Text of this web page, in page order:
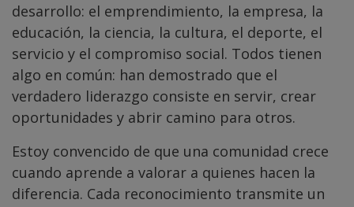
desarrollo: el emprendimiento, la empresa, la
educación, la ciencia, la cultura, el deporte, el
servicio y el compromiso social. Todos tienen
algo en común: han demostrado que el
verdadero liderazgo consiste en servir, crear
oportunidades y abrir camino para otros.
Estoy convencido de que una comunidad crece
cuando aprende a valorar a quienes hacen la
diferencia. Cada reconocimiento transmite un